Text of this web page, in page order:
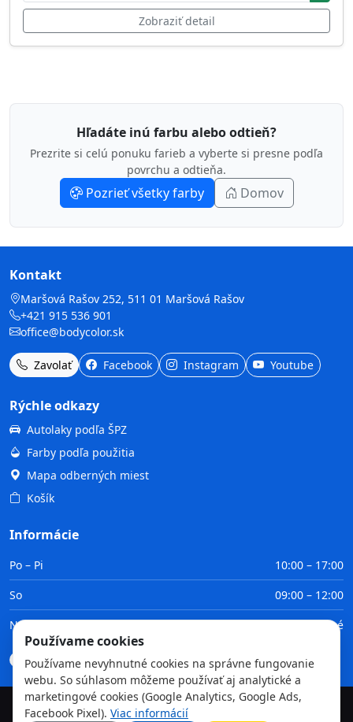
Zobraziť detail
Hľadáte inú farbu alebo odtieň?
Prezrite si celú ponuku farieb a vyberte si presne podľa
povrchu a odtieňa.
Pozrieť všetky farby Domov
Kontakt
Maršová Rašov 252, 511 01 Maršová Rašov
+421 915 536 901
office@bodycolor.sk
Zavolať Facebook Instagram Youtube
Rýchle odkazy
Autolaky podľa ŠPZ
Farby podľa použitia
Mapa odberných miest
Košík
Informácie
Po – Pi
10:00 – 17:00
So
09:00 – 12:00
Ne
Zatvorené
Doprava Platba Obchodné podmienky GDPR
©2026TvojaFarba.sk • Všetky práva vyhradené
Používame cookies
Používame nevyhnutné cookies na správne fungovanie
webu. So súhlasom môžeme používať aj analytické a
marketingové cookies (Google Analytics, Google Ads,
Facebook Pixel). Viac informácií